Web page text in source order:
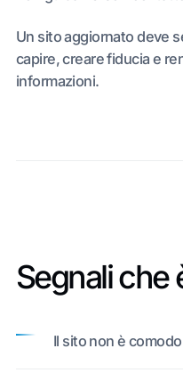
Un sito aggiornato deve
capire, creare fiducia e
informazioni.
Segnali che
Il sito non è